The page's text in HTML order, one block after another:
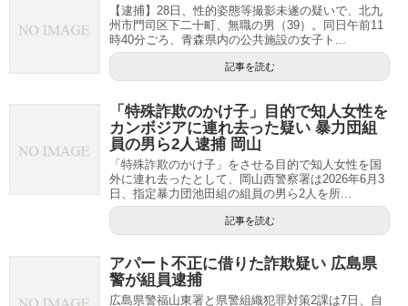
【逮捕】28日、性的姿態等撮影未遂の疑いで、北九
州市門司区下二十町、無職の男（39）。同日午前11
時40分ごろ、青森県内の公共施設の女子ト...
記事を読む
「特殊詐欺のかけ子」目的で知人女性を
カンボジアに連れ去った疑い 暴力団組
員の男ら2人逮捕 岡山
「特殊詐欺のかけ子」をさせる目的で知人女性を国
外に連れ去ったとして、岡山西警察署は2026年6月3
日、指定暴力団池田組の組員の男ら2人を所...
記事を読む
アパート不正に借りた詐欺疑い 広島県
警が組員逮捕
広島県警福山東署と県警組織犯罪対策2課は7日、自